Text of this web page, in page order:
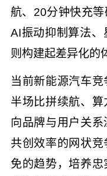
航、20分钟快充
AI振动抑制算法、
则构建起差异化的
当前新能源汽车
半场比拼续航、
向品牌与用户关
共创效率的网状
免的趋势，培养